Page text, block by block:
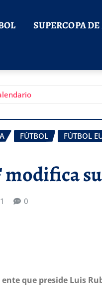
SUPERCOPA
FÚTBOL FÚTBOL
modifica
0
ente que preside Luis